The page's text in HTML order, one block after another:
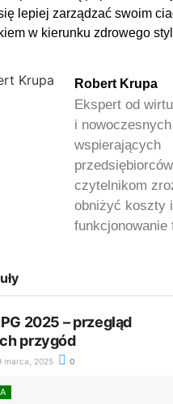
lepiej zarządzać swoim
w kierunku zdrowego
Robert Krupa
Ekspert od
i nowoczesnych
wspierających
czytelnikom
obniżyć koszty
funkcjonowanie
2025 – przegląd
przygód
marca, 2025 0